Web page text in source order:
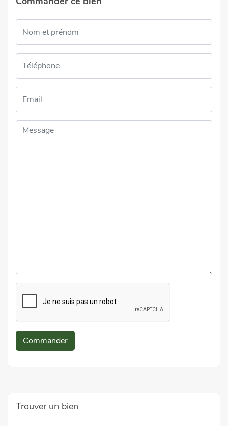
Commander
Trouver un bien